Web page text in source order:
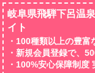
岐阜県飛騨下呂温
イト
・100種類以上の豊富
・新規会員登録で、
・100%安心保障制度